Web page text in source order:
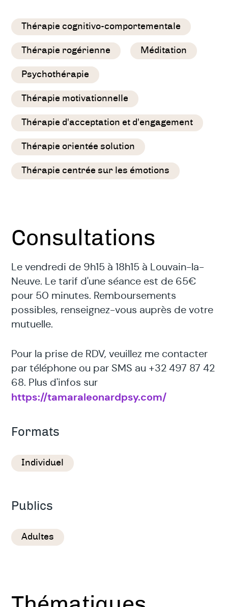
Thérapie cognitivo-comportementale
Thérapie rogérienne Méditation
Psychothérapie
Thérapie motivationnelle
Thérapie d'acceptation et d'engagement
Thérapie orientée solution
Thérapie centrée sur les émotions
Consultations
Le vendredi de 9h15 à 18h15 à Louvain-la-
Neuve. Le tarif d'une séance est de 65€
pour 50 minutes. Remboursements
possibles, renseignez-vous auprès de votre
mutuelle.
Pour la prise de RDV, veuillez me contacter
par téléphone ou par SMS au +32 497 87 42
68. Plus d'infos sur
https://tamaraleonardpsy.com/
Formats
Individuel
Publics
Adultes